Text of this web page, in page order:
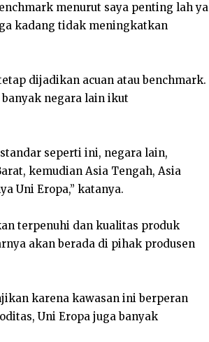
menurut saya penting lah ya
kadang tidak meningkatkan
dijadikan acuan atau benchmark.
banyak negara lain ikut
seperti ini, negara lain,
kemudian Asia Tengah, Asia
Uni Eropa,” katanya.
terpenuhi dan kualitas produk
akan berada di pihak produsen
karena kawasan ini berperan
Uni Eropa juga banyak